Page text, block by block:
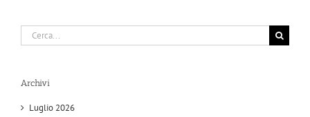
Cerca
per:
Archivi
Luglio 2026